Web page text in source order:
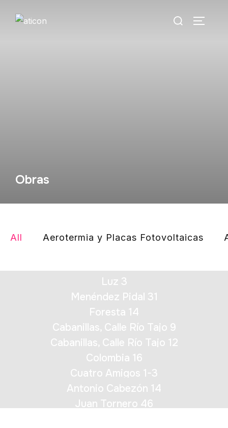
Obras
All Aerotermia y Placas Fotovoltaicas
Luz 3
Menéndez Pidal 31
Foresta 14
Cabanillas, Calle Río Tajo 9
Cabanillas, Calle Río Tajo 12
Colombia 16
Cuatro Amigos 1-3
Antonio Cabezón 14
Juan Tornero 46